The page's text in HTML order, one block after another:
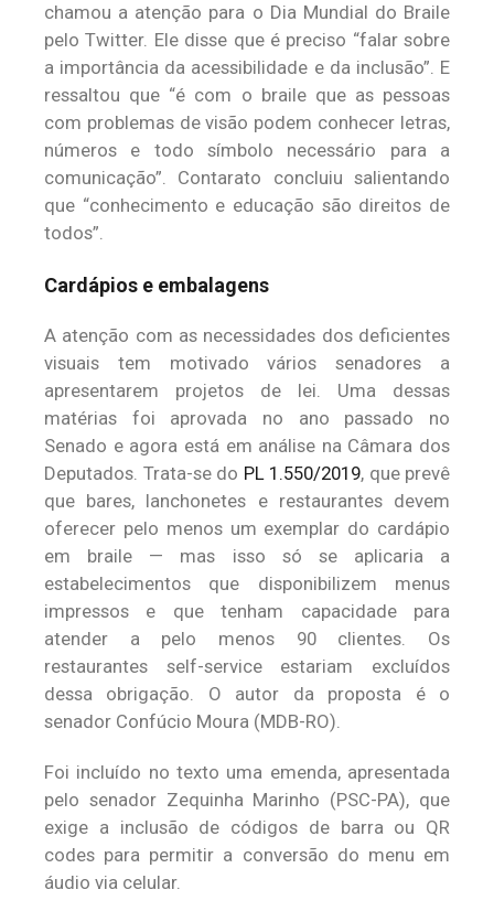
chamou a atenção para o Dia Mundial do Braile
pelo Twitter. Ele disse que é preciso “falar sobre
a importância da acessibilidade e da inclusão”. E
ressaltou que “é com o braile que as pessoas
com problemas de visão podem conhecer letras,
números e todo símbolo necessário para a
comunicação”. Contarato concluiu salientando
que “conhecimento e educação são direitos de
todos”.
Cardápios e embalagens
A atenção com as necessidades dos deficientes
visuais tem motivado vários senadores a
apresentarem projetos de lei. Uma dessas
matérias foi aprovada no ano passado no
Senado e agora está em análise na Câmara dos
Deputados. Trata-se do PL 1.550/2019, que prevê
que bares, lanchonetes e restaurantes devem
oferecer pelo menos um exemplar do cardápio
em braile — mas isso só se aplicaria a
estabelecimentos que disponibilizem menus
impressos e que tenham capacidade para
atender a pelo menos 90 clientes. Os
restaurantes self-service estariam excluídos
dessa obrigação. O autor da proposta é o
senador Confúcio Moura (MDB-RO).
Foi incluído no texto uma emenda, apresentada
pelo senador Zequinha Marinho (PSC-PA), que
exige a inclusão de códigos de barra ou QR
codes para permitir a conversão do menu em
áudio via celular.